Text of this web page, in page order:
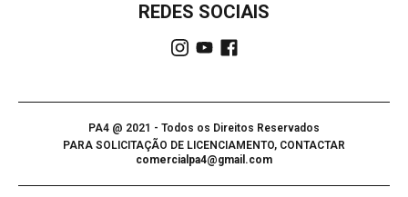
REDES SOCIAIS
PA4 @ 2021 - Todos os Direitos Reservados
PARA SOLICITAÇÃO DE LICENCIAMENTO, CONTACTAR
comercialpa4@gmail.com